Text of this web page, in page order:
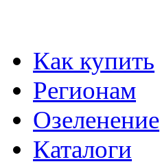
Как купить
Регионам
Озеленение
Каталоги